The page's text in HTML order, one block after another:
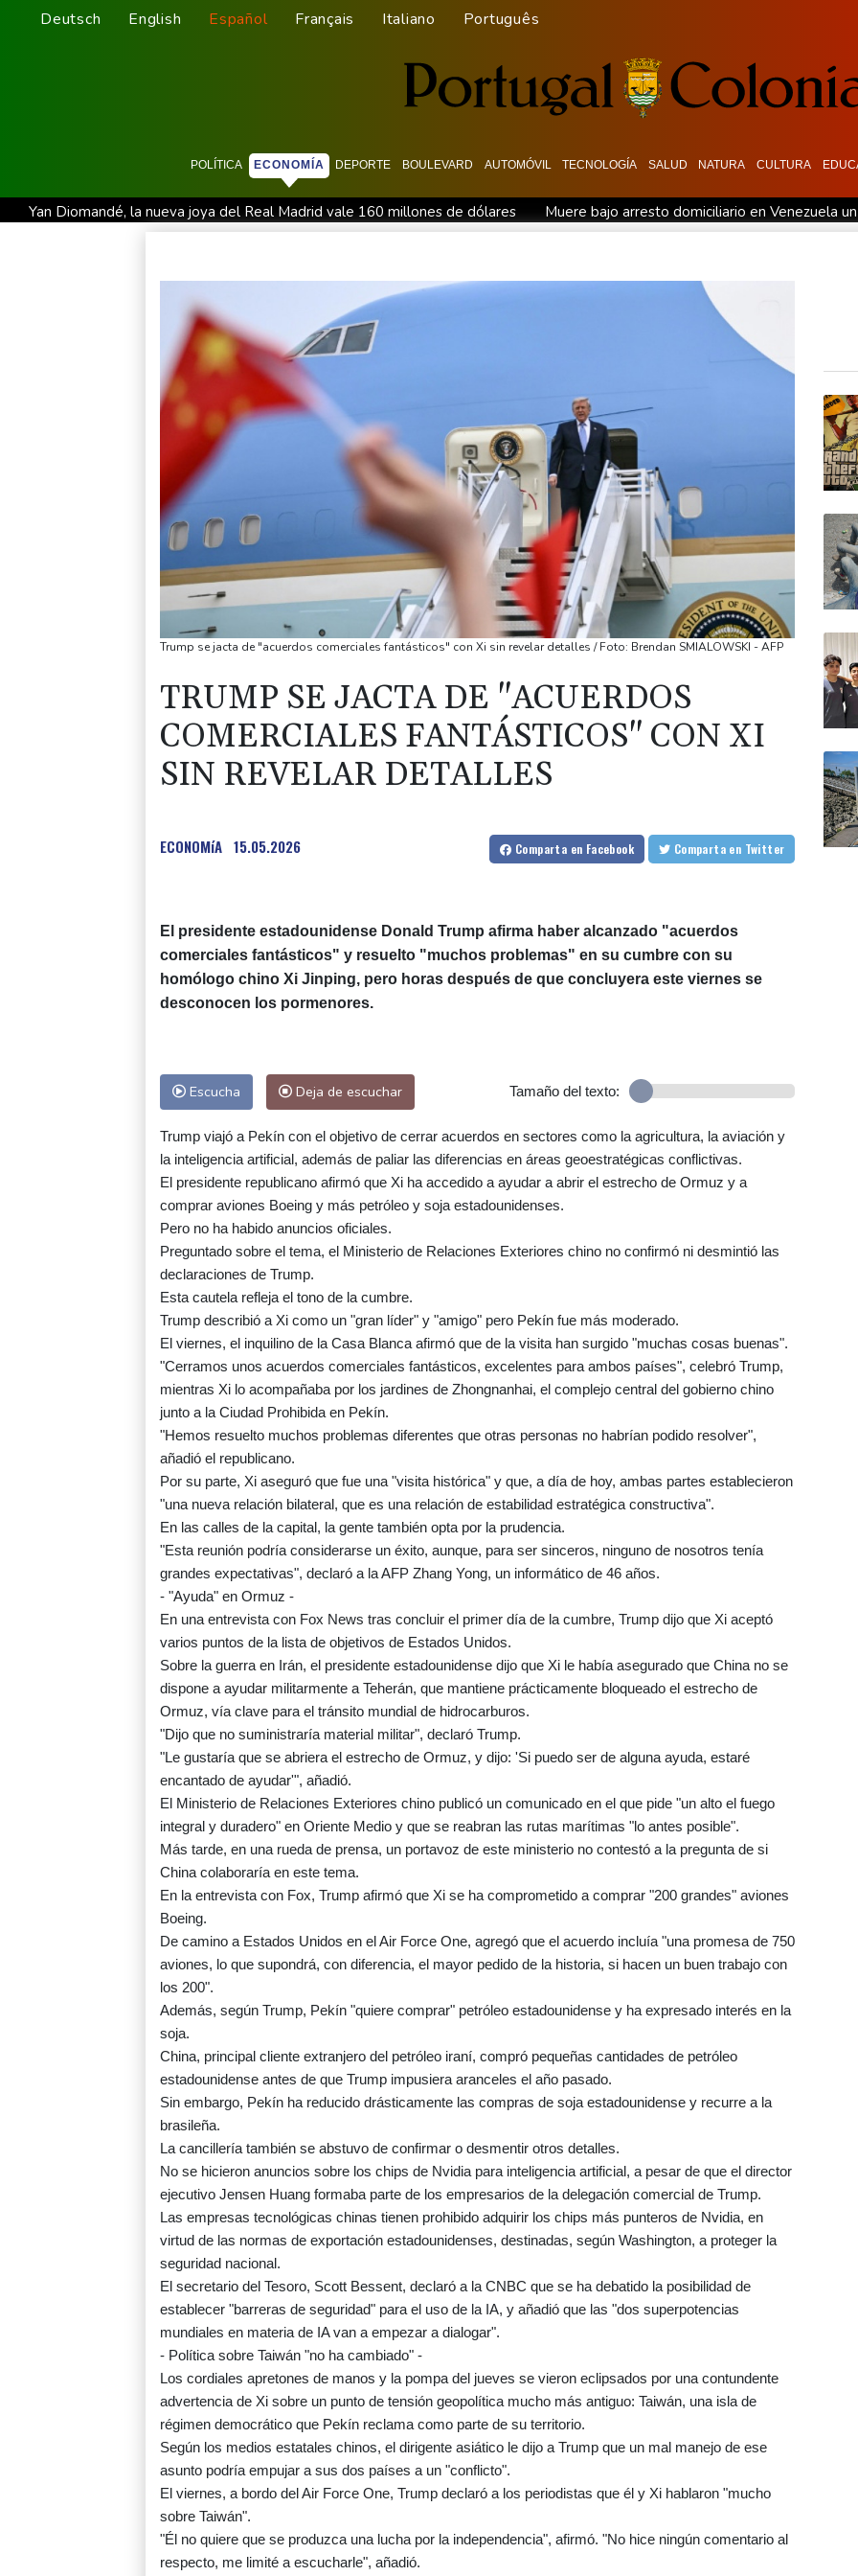
Deutsch English Español Français Italiano Português
POLÍTICA ECONOMÍA DEPORTE BOULEVARD AUTOMÓVIL TECNOLOGÍA SALUD NATURA CULTURA
Yan Diomandé, la nueva joya del Real Madrid vale 160 millones de dólares
Muere bajo arresto domiciliario en Venezuela
Irán amenazó con "dejar a oscuras" el Golfo en caso de ataques de EEUU
Netflix estrenará en primicia un adelanto del
Aumento récord de las notificaciones por radicalización en Reino Unido
Una mujer es acusada de atacar con un objeto
Trump se jacta de "acuerdos comerciales fantásticos" con Xi sin revelar detalles / Foto: Brendan SMIALOWSKI - AFP
TRUMP SE JACTA DE "ACUERDOS
COMERCIALES FANTÁSTICOS" CON XI
SIN REVELAR DETALLES
ECONOMíA 15.05.2026 Comparta en Facebook Comparta en Twitter
El presidente estadounidense Donald Trump afirma haber alcanzado "acuerdos
comerciales fantásticos" y resuelto "muchos problemas" en su cumbre con su
homólogo chino Xi Jinping, pero horas después de que concluyera este viernes se
desconocen los pormenores.
Escucha Deja de escuchar Tamaño del texto:
Trump viajó a Pekín con el objetivo de cerrar acuerdos en sectores como la agricultura, la aviación y
la inteligencia artificial, además de paliar las diferencias en áreas geoestratégicas conflictivas.
El presidente republicano afirmó que Xi ha accedido a ayudar a abrir el estrecho de Ormuz y a
comprar aviones Boeing y más petróleo y soja estadounidenses.
Pero no ha habido anuncios oficiales.
Preguntado sobre el tema, el Ministerio de Relaciones Exteriores chino no confirmó ni desmintió las
declaraciones de Trump.
Esta cautela refleja el tono de la cumbre.
Trump describió a Xi como un "gran líder" y "amigo" pero Pekín fue más moderado.
El viernes, el inquilino de la Casa Blanca afirmó que de la visita han surgido "muchas cosas buenas".
"Cerramos unos acuerdos comerciales fantásticos, excelentes para ambos países", celebró Trump,
mientras Xi lo acompañaba por los jardines de Zhongnanhai, el complejo central del gobierno chino
junto a la Ciudad Prohibida en Pekín.
"Hemos resuelto muchos problemas diferentes que otras personas no habrían podido resolver",
añadió el republicano.
Por su parte, Xi aseguró que fue una "visita histórica" y que, a día de hoy, ambas partes establecieron
"una nueva relación bilateral, que es una relación de estabilidad estratégica constructiva".
En las calles de la capital, la gente también opta por la prudencia.
"Esta reunión podría considerarse un éxito, aunque, para ser sinceros, ninguno de nosotros tenía
grandes expectativas", declaró a la AFP Zhang Yong, un informático de 46 años.
- "Ayuda" en Ormuz -
En una entrevista con Fox News tras concluir el primer día de la cumbre, Trump dijo que Xi aceptó
varios puntos de la lista de objetivos de Estados Unidos.
Sobre la guerra en Irán, el presidente estadounidense dijo que Xi le había asegurado que China no se
dispone a ayudar militarmente a Teherán, que mantiene prácticamente bloqueado el estrecho de
Ormuz, vía clave para el tránsito mundial de hidrocarburos.
"Dijo que no suministraría material militar", declaró Trump.
"Le gustaría que se abriera el estrecho de Ormuz, y dijo: 'Si puedo ser de alguna ayuda, estaré
encantado de ayudar'", añadió.
El Ministerio de Relaciones Exteriores chino publicó un comunicado en el que pide "un alto el fuego
integral y duradero" en Oriente Medio y que se reabran las rutas marítimas "lo antes posible".
Más tarde, en una rueda de prensa, un portavoz de este ministerio no contestó a la pregunta de si
China colaboraría en este tema.
En la entrevista con Fox, Trump afirmó que Xi se ha comprometido a comprar "200 grandes" aviones
Boeing.
De camino a Estados Unidos en el Air Force One, agregó que el acuerdo incluía "una promesa de 750
aviones, lo que supondrá, con diferencia, el mayor pedido de la historia, si hacen un buen trabajo con
los 200".
Además, según Trump, Pekín "quiere comprar" petróleo estadounidense y ha expresado interés en la
soja.
China, principal cliente extranjero del petróleo iraní, compró pequeñas cantidades de petróleo
estadounidense antes de que Trump impusiera aranceles el año pasado.
Sin embargo, Pekín ha reducido drásticamente las compras de soja estadounidense y recurre a la
brasileña.
La cancillería también se abstuvo de confirmar o desmentir otros detalles.
No se hicieron anuncios sobre los chips de Nvidia para inteligencia artificial, a pesar de que el director
ejecutivo Jensen Huang formaba parte de los empresarios de la delegación comercial de Trump.
Las empresas tecnológicas chinas tienen prohibido adquirir los chips más punteros de Nvidia, en
virtud de las normas de exportación estadounidenses, destinadas, según Washington, a proteger la
seguridad nacional.
El secretario del Tesoro, Scott Bessent, declaró a la CNBC que se ha debatido la posibilidad de
establecer "barreras de seguridad" para el uso de la IA, y añadió que las "dos superpotencias
mundiales en materia de IA van a empezar a dialogar".
- Política sobre Taiwán "no ha cambiado" -
Los cordiales apretones de manos y la pompa del jueves se vieron eclipsados por una contundente
advertencia de Xi sobre un punto de tensión geopolítica mucho más antiguo: Taiwán, una isla de
régimen democrático que Pekín reclama como parte de su territorio.
Según los medios estatales chinos, el dirigente asiático le dijo a Trump que un mal manejo de ese
asunto podría empujar a sus dos países a un "conflicto".
El viernes, a bordo del Air Force One, Trump declaró a los periodistas que él y Xi hablaron "mucho
sobre Taiwán".
"Él no quiere que se produzca una lucha por la independencia", afirmó. "No hice ningún comentario al
respecto, me limité a escucharle", añadió.